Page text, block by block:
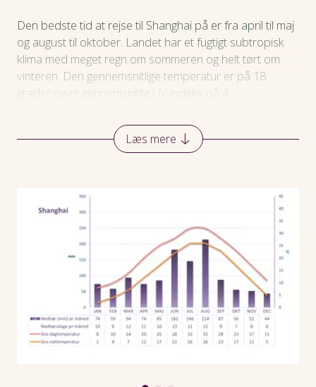
Den bedste tid at rejse til Shanghai på er fra april til maj
og august til oktober. Landet har et fugtigt subtropisk
klima med meget regn om sommeren og helt tørt om
vinteren. Den gennemsnitlige temperatur er på 18
grader og et gennemsnitlig UV-indeks på 4.
Læs mere